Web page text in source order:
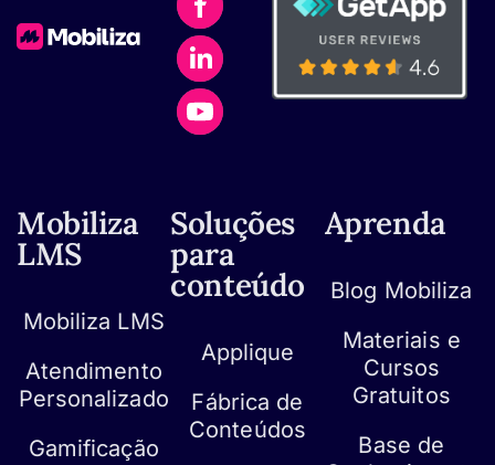
Mobiliza
LMS
Mobiliza LMS
Atendimento
Personalizado
Gamificação
Soluções
para
conteúdo
Applique
Fábrica de
Conteúdos
Aprenda
Blog Mobiliza
Materiais e
Cursos
Gratuitos
Base de